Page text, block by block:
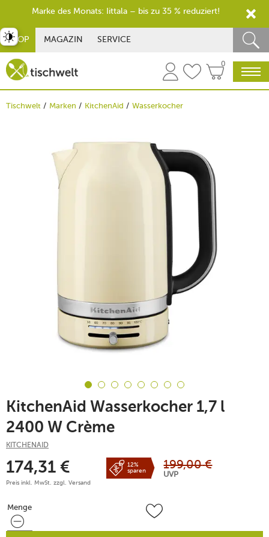
SHOP MAGAZIN SERVICE
0
Tischwelt Marken KitchenAid Wasserkocher
KitchenAid Wasserkocher 1,7 l
2400 W Crème
KITCHENAID
174,31 €
Preis inkl. MwSt. zzgl. Versand
12%
sparen
199,00 €
UVP
Menge
Menge
umschalten
Marke des Monats: Iittala – bis zu 35 % reduziert!